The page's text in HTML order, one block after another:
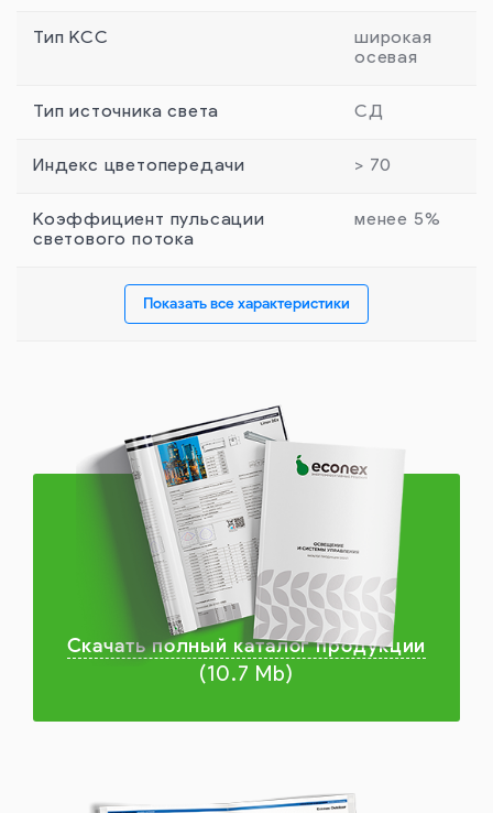
Тип КСС
широкая
осевая
Тип источника света СД
Индекс цветопередачи > 70
Коэффициент пульсации
светового потока
менее 5%
Показать все характеристики
Скачать полный каталог продукции
(10.7 Mb)